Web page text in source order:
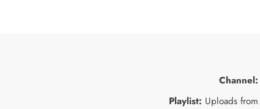
Channel:
Playlist: Uploads